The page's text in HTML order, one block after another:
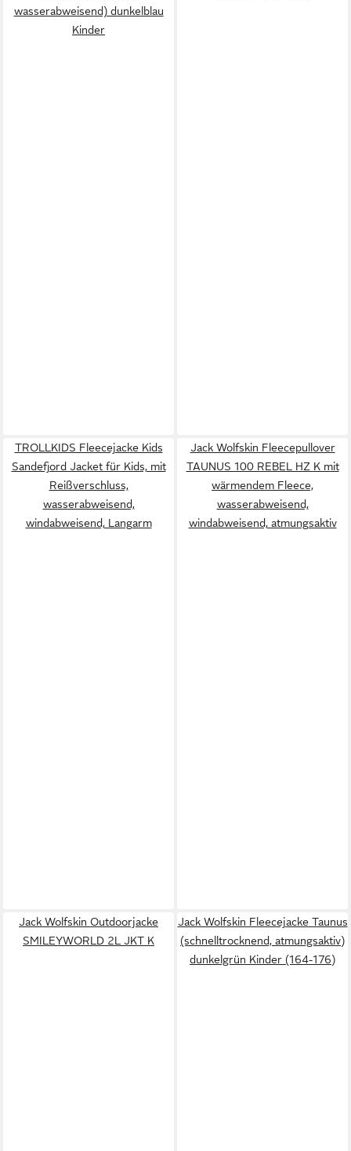
wasserabweisend) dunkelblau
Kinder
TROLLKIDS Fleecejacke Kids
Sandefjord Jacket für Kids, mit
Reißverschluss,
wasserabweisend,
windabweisend, Langarm
Jack Wolfskin Fleecepullover
TAUNUS 100 REBEL HZ K mit
wärmendem Fleece,
wasserabweisend,
windabweisend, atmungsaktiv
Jack Wolfskin Outdoorjacke
SMILEYWORLD 2L JKT K
Jack Wolfskin Fleecejacke Taunus
(schnelltrocknend, atmungsaktiv)
dunkelgrün Kinder (164-176)